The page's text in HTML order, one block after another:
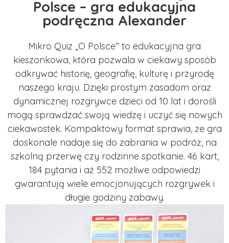
Polsce – gra edukacyjna
podręczna Alexander
Mikro Quiz „O Polsce” to edukacyjna gra
kieszonkowa, która pozwala w ciekawy sposób
odkrywać historię, geografię, kulturę i przyrodę
naszego kraju. Dzięki prostym zasadom oraz
dynamicznej rozgrywce dzieci od 10 lat i dorośli
mogą sprawdzać swoją wiedzę i uczyć się nowych
ciekawostek. Kompaktowy format sprawia, że gra
doskonale nadaje się do zabrania w podróż, na
szkolną przerwę czy rodzinne spotkanie. 46 kart,
184 pytania i aż 552 możliwe odpowiedzi
gwarantują wiele emocjonujących rozgrywek i
długie godziny zabawy.